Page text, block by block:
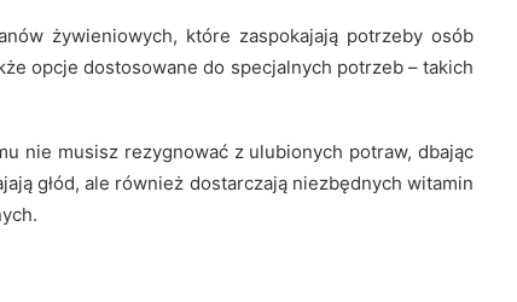
żywieniowych, które zaspokajają potrzeby osób
opcje dostosowane do specjalnych potrzeb – takich
nie musisz rezygnować z ulubionych potraw, dbając
głód, ale również dostarczają niezbędnych witamin